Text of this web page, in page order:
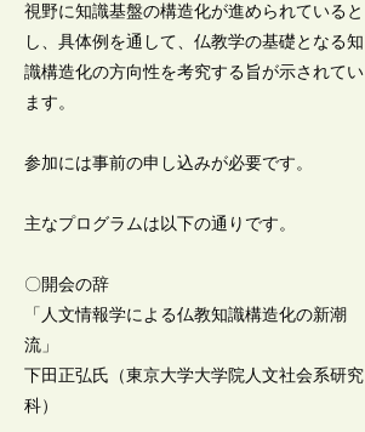
視野に知識基盤の構造化が進められていると
し、具体例を通して、仏教学の基礎となる知
識構造化の方向性を考究する旨が示されてい
ます。
参加には事前の申し込みが必要です。
主なプログラムは以下の通りです。
〇開会の辞
「人文情報学による仏教知識構造化の新潮
流」
下田正弘氏（東京大学大学院人文社会系研究
科）